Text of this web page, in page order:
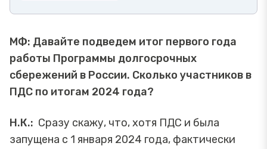
МФ: Давайте подведем итог первого года
работы Программы долгосрочных
сбережений в России. Сколько участников в
ПДС по итогам 2024 года?
Н.К.: Сразу скажу, что, хотя ПДС и была
запущена с 1 января 2024 года, фактически